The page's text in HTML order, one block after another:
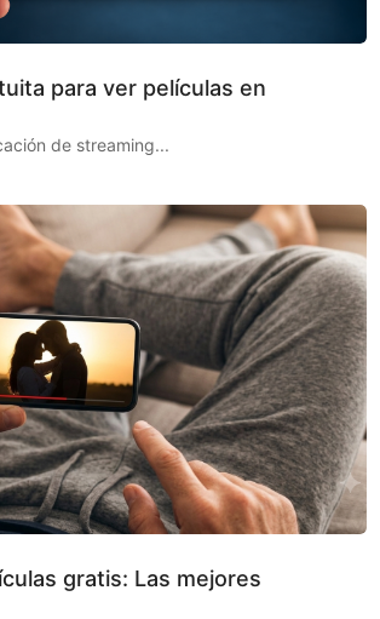
para ver películas en
de streaming...
gratis: Las mejores